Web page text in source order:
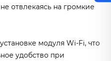
отвлекаясь на громкие
модуля Wi-Fi, что
удобство при